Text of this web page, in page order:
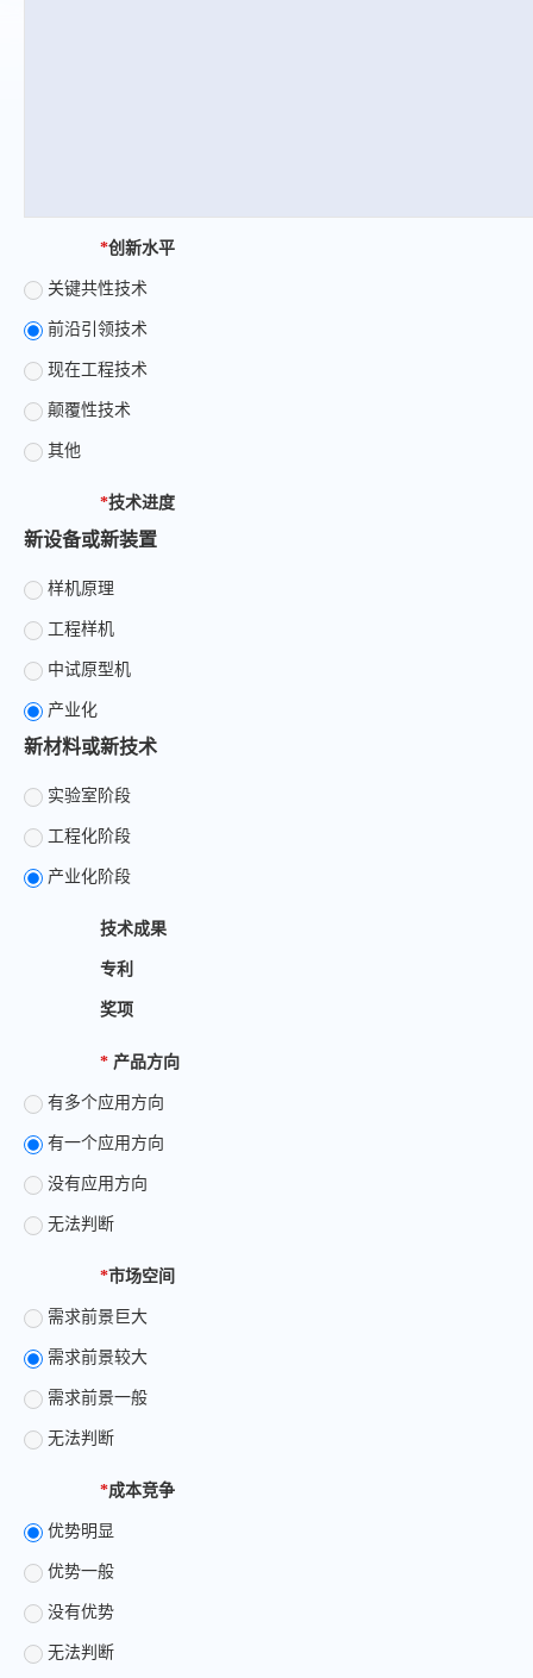
*创新水平
关键共性技术
前沿引领技术
现在工程技术
颠覆性技术
其他
*技术进度
新设备或新装置
样机原理
工程样机
中试原型机
产业化
新材料或新技术
实验室阶段
工程化阶段
产业化阶段
技术成果
专利
奖项
* 产品方向
有多个应用方向
有一个应用方向
没有应用方向
无法判断
*市场空间
需求前景巨大
需求前景较大
需求前景一般
无法判断
*成本竞争
优势明显
优势一般
没有优势
无法判断